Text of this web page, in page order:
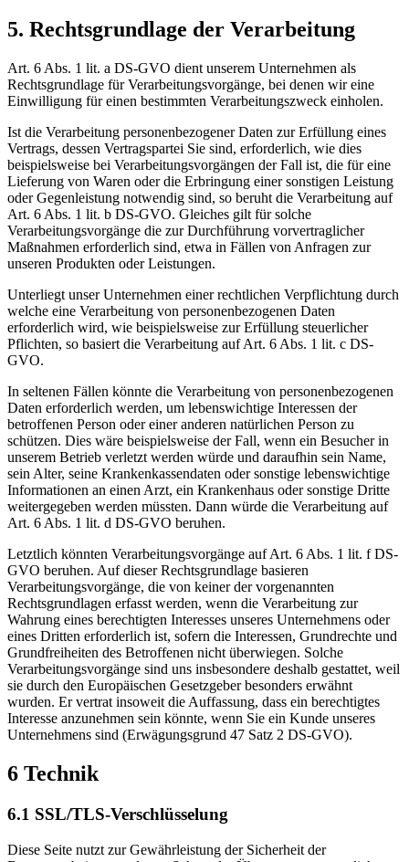
5. Rechtsgrundlage der Verarbeitung
Art. 6 Abs. 1 lit. a DS-GVO dient unserem Unternehmen als
Rechtsgrundlage für Verarbeitungsvorgänge, bei denen wir eine
Einwilligung für einen bestimmten Verarbeitungszweck einholen.
Ist die Verarbeitung personenbezogener Daten zur Erfüllung eines
Vertrags, dessen Vertragspartei Sie sind, erforderlich, wie dies
beispielsweise bei Verarbeitungsvorgängen der Fall ist, die für eine
Lieferung von Waren oder die Erbringung einer sonstigen Leistung
oder Gegenleistung notwendig sind, so beruht die Verarbeitung auf
Art. 6 Abs. 1 lit. b DS-GVO. Gleiches gilt für solche
Verarbeitungsvorgänge die zur Durchführung vorvertraglicher
Maßnahmen erforderlich sind, etwa in Fällen von Anfragen zur
unseren Produkten oder Leistungen.
Unterliegt unser Unternehmen einer rechtlichen Verpflichtung durch
welche eine Verarbeitung von personenbezogenen Daten
erforderlich wird, wie beispielsweise zur Erfüllung steuerlicher
Pflichten, so basiert die Verarbeitung auf Art. 6 Abs. 1 lit. c DS-
GVO.
In seltenen Fällen könnte die Verarbeitung von personenbezogenen
Daten erforderlich werden, um lebenswichtige Interessen der
betroffenen Person oder einer anderen natürlichen Person zu
schützen. Dies wäre beispielsweise der Fall, wenn ein Besucher in
unserem Betrieb verletzt werden würde und daraufhin sein Name,
sein Alter, seine Krankenkassendaten oder sonstige lebenswichtige
Informationen an einen Arzt, ein Krankenhaus oder sonstige Dritte
weitergegeben werden müssten. Dann würde die Verarbeitung auf
Art. 6 Abs. 1 lit. d DS-GVO beruhen.
Letztlich könnten Verarbeitungsvorgänge auf Art. 6 Abs. 1 lit. f DS-
GVO beruhen. Auf dieser Rechtsgrundlage basieren
Verarbeitungsvorgänge, die von keiner der vorgenannten
Rechtsgrundlagen erfasst werden, wenn die Verarbeitung zur
Wahrung eines berechtigten Interesses unseres Unternehmens oder
eines Dritten erforderlich ist, sofern die Interessen, Grundrechte und
Grundfreiheiten des Betroffenen nicht überwiegen. Solche
Verarbeitungsvorgänge sind uns insbesondere deshalb gestattet, weil
sie durch den Europäischen Gesetzgeber besonders erwähnt
wurden. Er vertrat insoweit die Auffassung, dass ein berechtigtes
Interesse anzunehmen sein könnte, wenn Sie ein Kunde unseres
Unternehmens sind (Erwägungsgrund 47 Satz 2 DS-GVO).
6 Technik
6.1 SSL/TLS-Verschlüsselung
Diese Seite nutzt zur Gewährleistung der Sicherheit der